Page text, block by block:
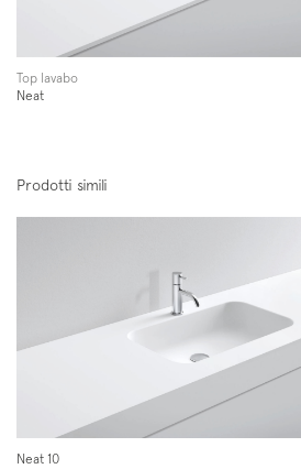
Top lavabo
Neat
Prodotti simili
Neat 10